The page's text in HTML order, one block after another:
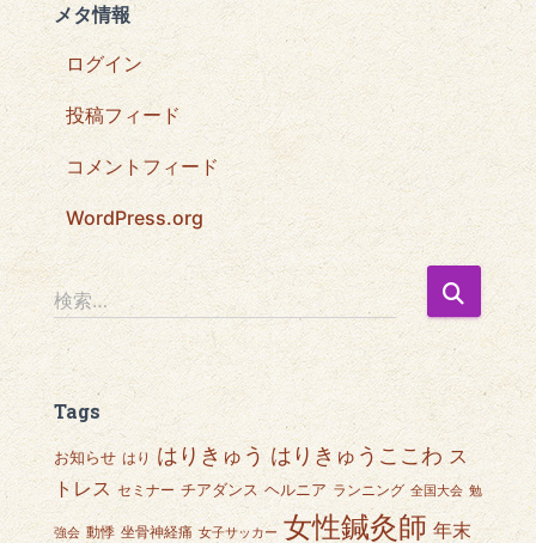
メタ情報
ログイン
投稿フィード
コメントフィード
WordPress.org
検
索
:
検索…
Tags
お知らせ はり はりきゅう はりきゅうここわ ス
トレス セミナー チアダンス ヘルニア ランニング 全国大会 勉
強会 動悸 坐骨神経痛 女子サッカー 女性鍼灸師 年末